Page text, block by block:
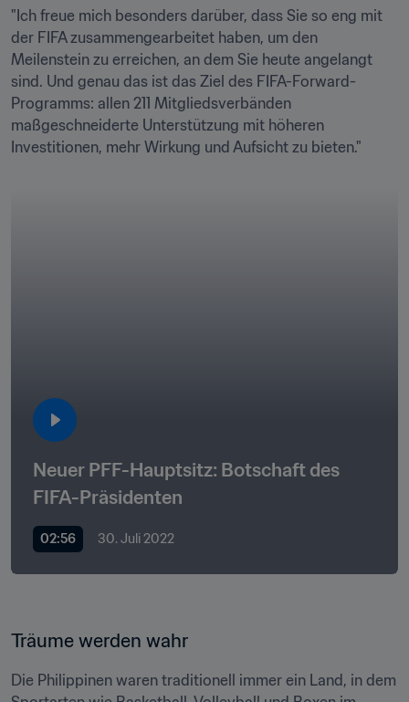
"Ich freue mich besonders darüber, dass Sie so eng mit
der FIFA zusammengearbeitet haben, um den
Meilenstein zu erreichen, an dem Sie heute angelangt
sind. Und genau das ist das Ziel des FIFA-Forward-
Programms: allen 211 Mitgliedsverbänden
maßgeschneiderte Unterstützung mit höheren
Neuer PFF-Hauptsitz: Botschaft des
FIFA-Präsidenten
02:56 30. Juli 2022
Träume werden wahr
Die Philippinen waren traditionell immer ein Land, in dem